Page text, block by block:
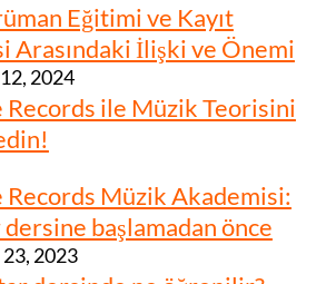
Eğitimi ve Kayıt
Arasındaki İlişki ve Önemi
2024
Records ile Müzik Teorisini
Records Müzik Akademisi:
başlamadan önce
23, 2023